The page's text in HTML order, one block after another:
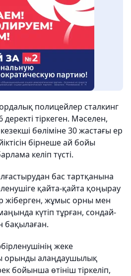
полицейлер сталкинг
тіркеген. Мәселен,
бөліміне 30 жастағы ер
бірнеше ай бойы
келіп түсті.
бас тартқанына
қайта-қайта қоңырау
жіберген, жұмыс орны мен
күтіп тұрған, сондай-
бақылаған.
жеке
орынды алаңдаушылық
бойынша өтініш тіркеліп,